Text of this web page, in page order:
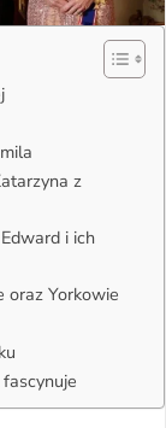
z
i ich
oraz Yorkowie